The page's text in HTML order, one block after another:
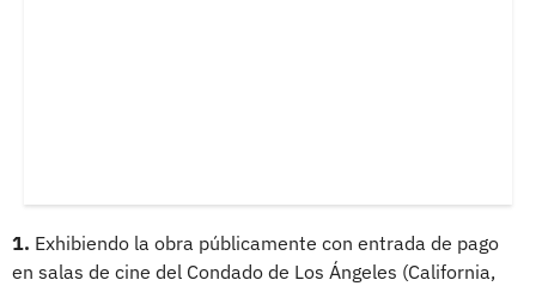
1. Exhibiendo la obra públicamente con entrada de pago
en salas de cine del Condado de Los Ángeles (California,